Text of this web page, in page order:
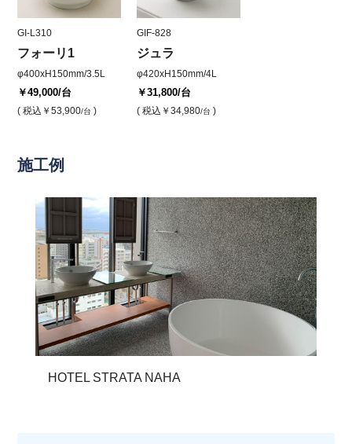
GI-L310
フォーリ1
φ400xH150mm/3.5L
￥49,000/台
( 税込 ￥53,900/台 )
GIF-828
ジュラ
φ420xH150mm/4L
￥31,800/台
( 税込 ￥34,980/台 )
施工例
HOTEL STRATA NAHA